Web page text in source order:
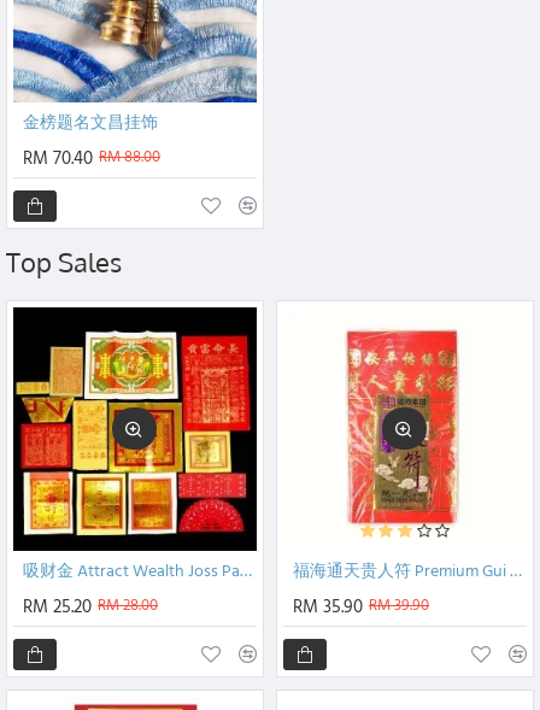
金榜题名文昌挂饰
RM 70.40 RM 88.00
Top Sales
吸财金 Attract Wealth Joss Paper
RM 25.20 RM 28.00
福海通天贵人符 Premium Gui Ren Fu
RM 35.90 RM 39.90